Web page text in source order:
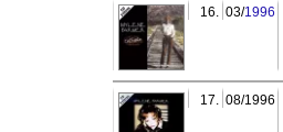
16. 03/1996
17. 08/1996